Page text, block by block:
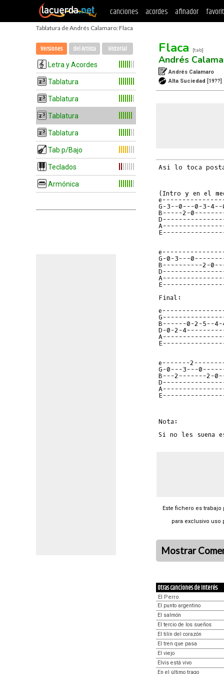
canciones acordes afinador
Tablatura de Andrés Calamaro: Flaca
Versiones del Artista Historial
Letra y Acordes
Tablatura
Tablatura
Tablatura
Tablatura
Tab p/Bajo
Teclados
Armónica
Flaca [tab]
Andrés
Andrés Calamaro
Alta Suciedad [19??]
Asi lo toca
(Intro y en el
G-3--0---0-3-
B-----2-
G-0-3---
B----------2-
Final:
B------0-2-5--
D-0-2-
e-------
G-0---3---
B---2-------2-
Nota:
Este fichero es
para exclusivo
Mostrar
Otras canciones de Interés
El Perro
El punto argentino
El salmón
El tercio de los sueños
El tilín del corazón
El tren que pasa
El viejo
Elvis está vivo
En el último trago